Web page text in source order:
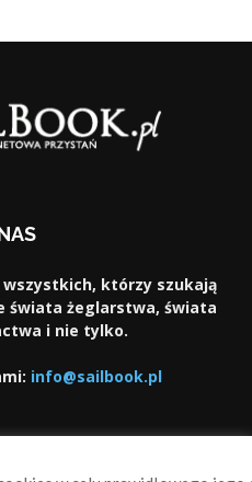
którzy szukają
świata żeglarstwa, świata
i nie tylko.
info@sailbook.pl